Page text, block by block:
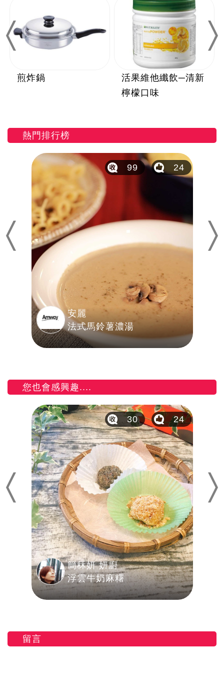
Previous
煎炸鍋
活果維他纖飲─清新
檸檬口味
Next
熱門排行榜
Previous
安麗
法式馬鈴薯濃湯
99 24
Next
您也會感興趣....
Previous
簡秝妍 妍廚
浮雲牛奶麻糬
30 24
Next
留言